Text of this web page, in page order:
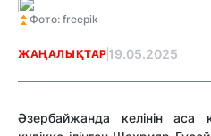
Фото: freepik
ЖАҢАЛЫҚТАР 19.05.2025
Әзербайжанда келінін аса